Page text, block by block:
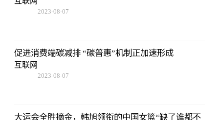
2023-08-07
促进消费端碳减排 “碳普惠”机制正加速形成
互联网
2023-08-07
大运会全胜摘金，韩旭领衔的中国女篮“缺了谁都不